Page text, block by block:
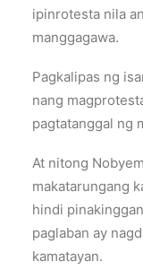
ipinrotesta nila
manggagawa.
Pagkalipas ng
nang
pagtatanggal ng
At nitong
makatarungang
hindi
paglaban ay
kamatayan.